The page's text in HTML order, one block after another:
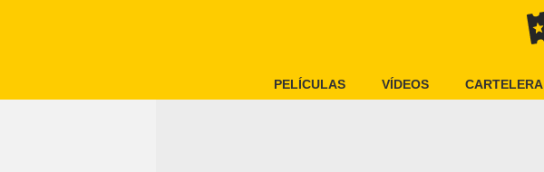
PELÍCULAS VÍDEOS CARTELERA